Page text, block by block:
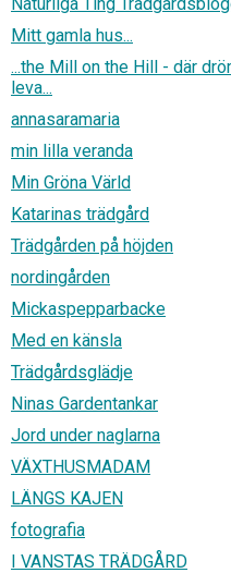
Mitt gamla hus...
...the Mill on the Hill - där
leva...
annasaramaria
min lilla veranda
Min Gröna Värld
Katarinas trädgård
Trädgården på höjden
nordingården
Mickaspepparbacke
Med en känsla
Trädgårdsglädje
Ninas Gardentankar
Jord under naglarna
VÄXTHUSMADAM
LÄNGS KAJEN
fotografia
I VANSTAS TRÄDGÅRD